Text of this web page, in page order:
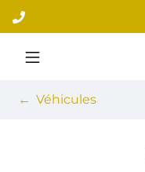
Aller
au
contenu
Véhicules